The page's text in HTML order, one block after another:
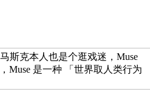
斯克本人也是个逛戏迷，Muse
Muse 是一种 「世界取人类行为